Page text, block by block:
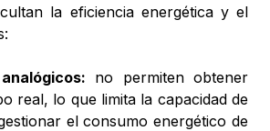
la eficiencia energética y el
no permiten obtener
real, lo que limita la capacidad de
el consumo energético de